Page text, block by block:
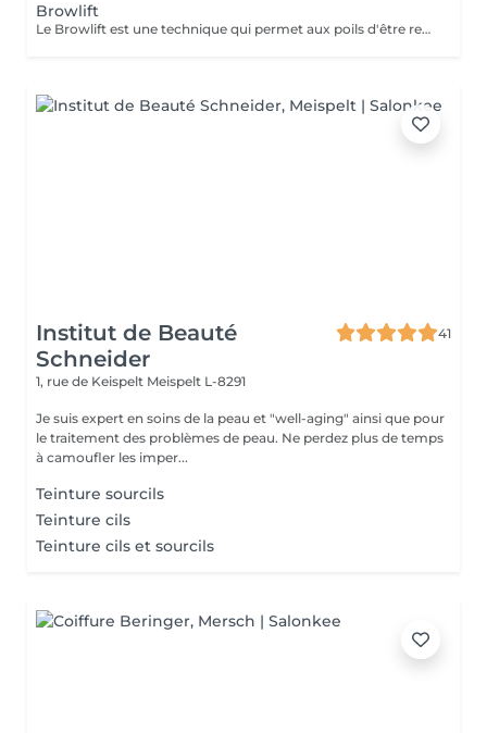
Browlift
Le Browlift est une technique qui permet aux poils d'être redensifiés et redressés. Le sourcil est plus fourni et plus étoffé. Le Browlift permet d'embellir et de redessiner le regard tout en restant très naturel. Ce soin dure entre 6 à 8 semaines. Il est conseillé d'attendre 8 semaines entre chaque procédure. La teinture dure entre 2 à 4 semaines.
Institut de Beauté
Schneider
41
1, rue de Keispelt Meispelt L-8291
Je suis expert en soins de la peau et "well-aging" ainsi que pour
le traitement des problèmes de peau. Ne perdez plus de temps
à camoufler les imper...
Teinture sourcils
Teinture cils
Teinture cils et sourcils